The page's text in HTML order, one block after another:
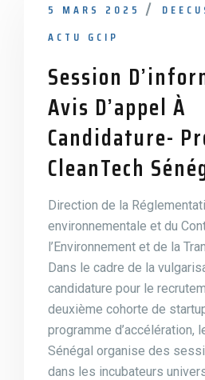
5 MARS 2025
ACTU GCIP
Session
Avis D’appel À
Candidature-
CleanTech
Direction de la
environnementale et du
l’Environnement et de la
Dans le cadre de la
candidature pour le
deuxième cohorte de
programme d’accélération,
Sénégal organise des
dans les incubateurs